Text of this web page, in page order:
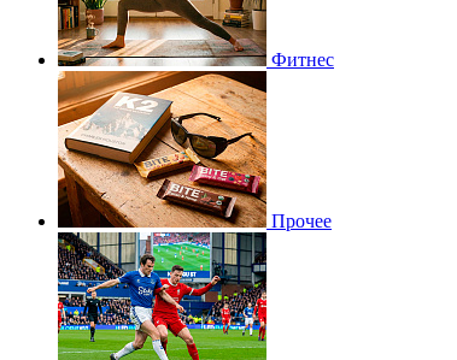
Фитнес
Прочее